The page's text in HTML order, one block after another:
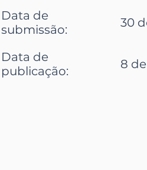
Data de
submissão: 30
Data de
publicação: 8